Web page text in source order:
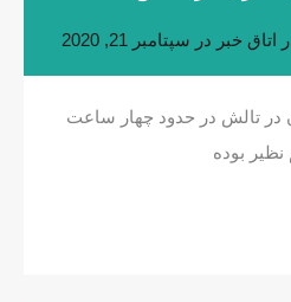
اتاق خبر در سپتامبر 21, 2020
باران در تالش در حدود چهار ساعت
بوده